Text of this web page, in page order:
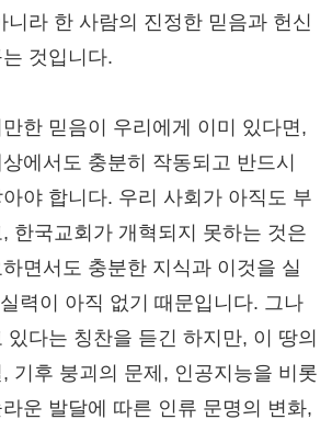
니라 한 사람의 진정한 믿음과 헌신
것입니다.
한 믿음이 우리에게 이미 있다면,
에서도 충분히 작동되고 반드시
야 합니다. 우리 사회가 아직도 부
한국교회가 개혁되지 못하는 것은
면서도 충분한 지식과 이것을 실
력이 아직 없기 때문입니다. 그나
있다는 칭찬을 듣긴 하지만, 이 땅의
기후 붕괴의 문제, 인공지능을 비롯
운 발달에 따른 인류 문명의 변화,